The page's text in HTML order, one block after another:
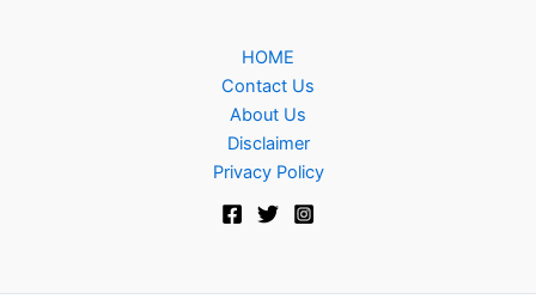
HOME
Contact Us
About Us
Disclaimer
Privacy Policy